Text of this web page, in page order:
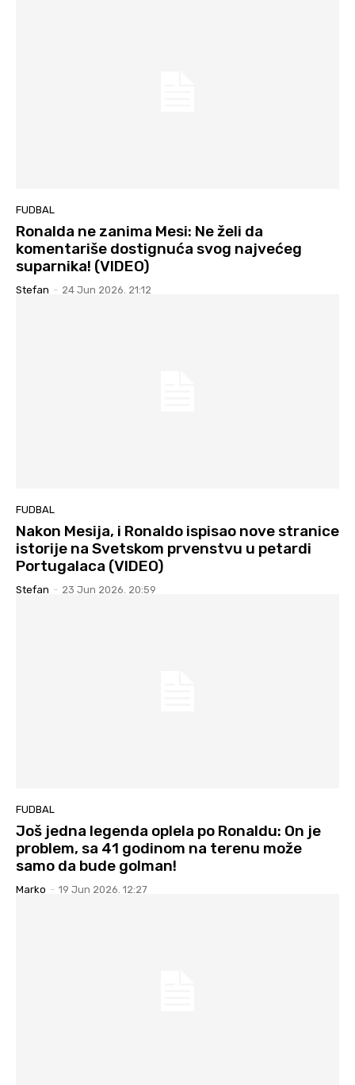
FUDBAL
Ronalda ne zanima Mesi: Ne želi da
komentariše dostignuća svog najvećeg
suparnika! (VIDEO)
Stefan - 24 Jun 2026. 21:12
FUDBAL
Nakon Mesija, i Ronaldo ispisao nove stranice
istorije na Svetskom prvenstvu u petardi
Portugalaca (VIDEO)
Stefan - 23 Jun 2026. 20:59
FUDBAL
Još jedna legenda oplela po Ronaldu: On je
problem, sa 41 godinom na terenu može
samo da bude golman!
Marko - 19 Jun 2026. 12:27